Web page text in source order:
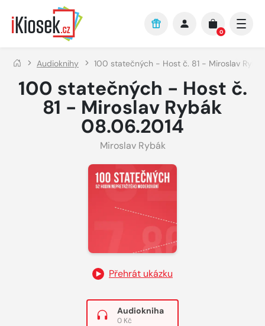
Přejít na hlavní obsah
0
Audioknihy 100 statečných - Host č. 81 - Miroslav
100 statečných - Host č.
81 - Miroslav Rybák
08.06.2014
Miroslav Rybák
Přehrát ukázku
Audiokniha
0 Kč